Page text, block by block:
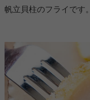
帆立貝柱のフライです。